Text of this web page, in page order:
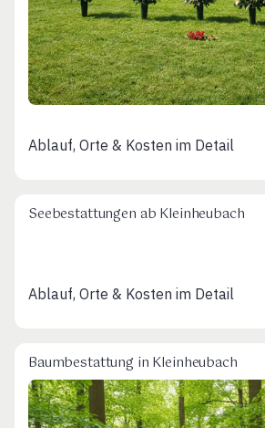
Ablauf, Orte & Kosten im Detail
Seebestattungen ab Kleinheubach
Ablauf, Orte & Kosten im Detail
Baumbestattung in Kleinheubach